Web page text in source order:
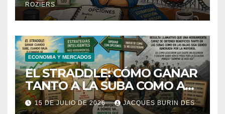
ROZIERS
ECONOMIA Y MERCADOS
EL STRADDLE: CÓMO GANAR
TANTO A LA SUBA COMO A
LA BAJA DE UNA ACCIÓN.
15 DE JULIO DE 2026 JACQUES BURIN DES